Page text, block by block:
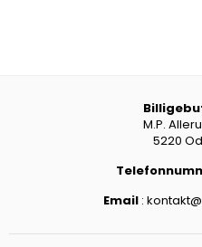
M.P.
5220
Email :